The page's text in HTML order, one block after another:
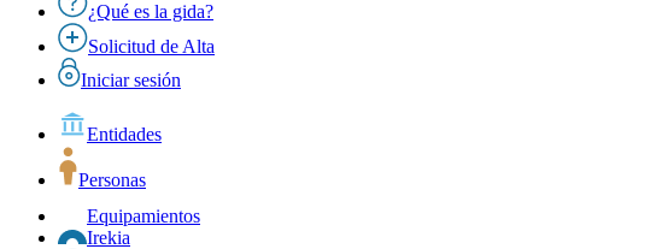
¿Qué es la gida?
Solicitud de Alta
Iniciar sesión
Entidades
Personas
Equipamientos
Irekia